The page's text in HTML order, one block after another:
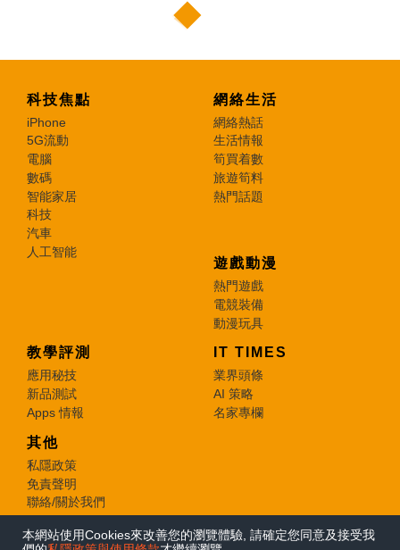
本網站使用Cookies來改善您的瀏覽體驗, 請確定您同意及接受我
科技焦點
iPhone
5G流動
電腦
數碼
智能家居
科技
汽車
人工智能
網絡生活
網絡熱話
生活情報
筍買着數
旅遊筍料
熱門話題
遊戲動漫
熱門遊戲
電競裝備
動漫玩具
教學評測
應用秘技
新品測試
Apps 情報
IT TIMES
業界頭條
AI 策略
名家專欄
其他
私隱政策
免責聲明
聯絡/關於我們
© 2026 e-zone. All Rights Reserved.